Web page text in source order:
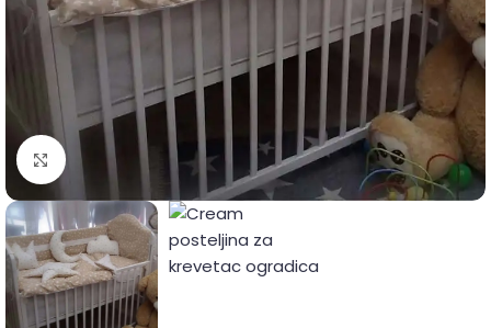
Click to enlarge